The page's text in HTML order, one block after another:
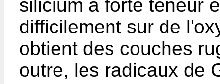
silicium à forte teneur
difficilement sur de
obtient des couches
outre, les radicaux de